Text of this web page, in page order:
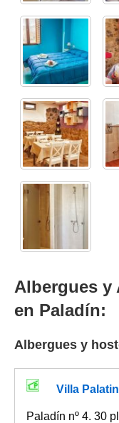
Albergues y
en Paladín:
Albergues y
Villa
Paladín nº 4. 30